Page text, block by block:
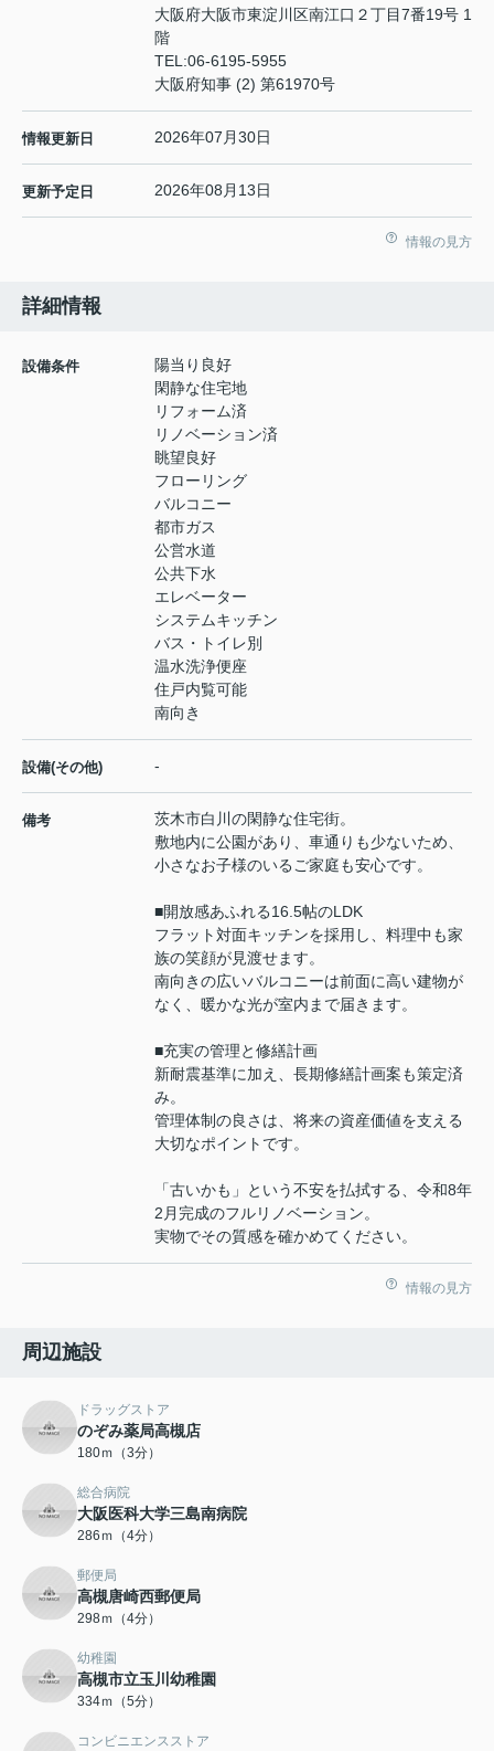
大阪府大阪市東淀川区南江口２丁目7番19号 1
階
TEL:06-6195-5955
大阪府知事 (2) 第61970号
情報更新日 2026年07月30日
更新予定日 2026年08月13日
情報の見方
詳細情報
設備条件
陽当り良好
閑静な住宅地
リフォーム済
リノベーション済
眺望良好
フローリング
バルコニー
都市ガス
公営水道
公共下水
エレベーター
システムキッチン
バス・トイレ別
温水洗浄便座
住戸内覧可能
南向き
設備(その他) -
備考
茨木市白川の閑静な住宅街。
敷地内に公園があり、車通りも少ないため、
小さなお子様のいるご家庭も安心です。
■開放感あふれる16.5帖のLDK
フラット対面キッチンを採用し、料理中も家
族の笑顔が見渡せます。
南向きの広いバルコニーは前面に高い建物が
なく、暖かな光が室内まで届きます。
■充実の管理と修繕計画
新耐震基準に加え、長期修繕計画案も策定済
み。
管理体制の良さは、将来の資産価値を支える
大切なポイントです。
「古いかも」という不安を払拭する、令和8年
2月完成のフルリノベーション。
実物でその質感を確かめてください。
情報の見方
周辺施設
ドラッグストア
のぞみ薬局高槻店
180ｍ（3分）
総合病院
大阪医科大学三島南病院
286ｍ（4分）
郵便局
高槻唐崎西郵便局
298ｍ（4分）
幼稚園
高槻市立玉川幼稚園
334ｍ（5分）
コンビニエンスストア